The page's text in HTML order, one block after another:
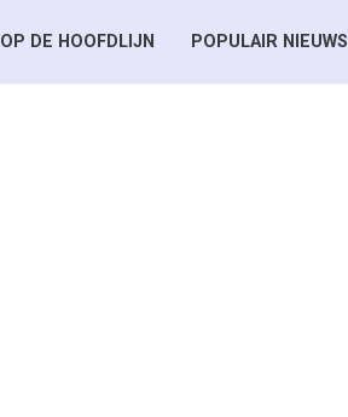
OP DE HOOFDLIJN POPULAIR NIEUWS